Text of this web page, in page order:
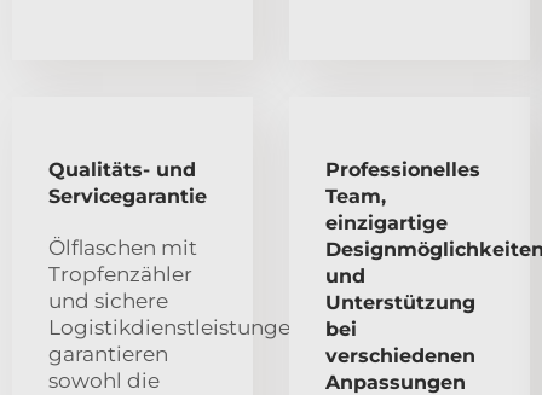
Qualitäts- und
Servicegarantie
Ölflaschen mit
Tropfenzähler
und sichere
Logistikdienstleistungen
garantieren
sowohl die
Professionelles
Team,
einzigartige
und
Unterstützung
bei
verschiedenen
Anpassungen